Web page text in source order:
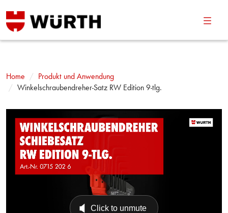
Home
Produkt und Anwendung
Winkelschraubendreher-Satz RW Edition 9-tlg.